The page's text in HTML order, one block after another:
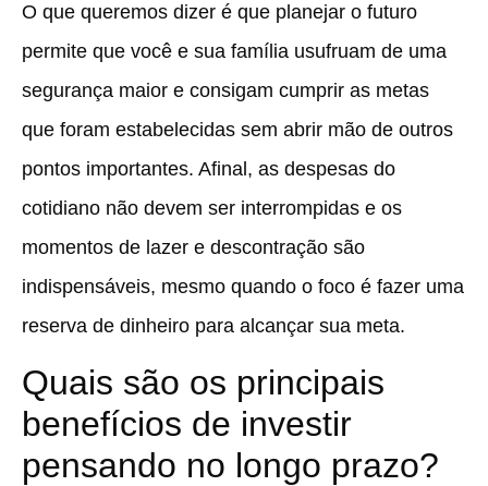
O que queremos dizer é que planejar o futuro
permite que você e sua família usufruam de uma
segurança maior e consigam cumprir as metas
que foram estabelecidas sem abrir mão de outros
pontos importantes. Afinal, as despesas do
cotidiano não devem ser interrompidas e os
momentos de lazer e descontração são
indispensáveis, mesmo quando o foco é fazer uma
reserva de dinheiro para alcançar sua meta.
Quais são os principais
benefícios de investir
pensando no longo prazo?